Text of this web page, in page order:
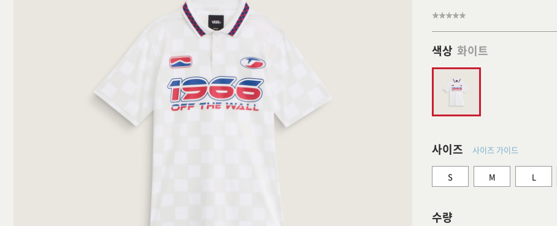
색상 화이트
사이즈 사이즈 가이드
S M L
수량